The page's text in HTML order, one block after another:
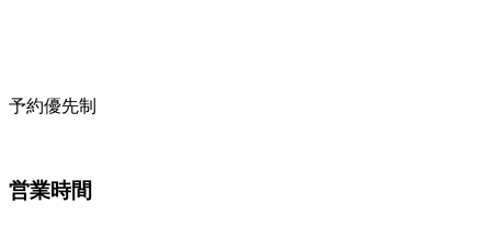
予約優先制
営業時間